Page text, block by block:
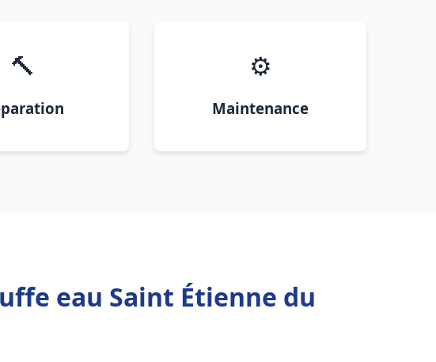
🔨 ⚙️
Maintenance
eau Saint Étienne du